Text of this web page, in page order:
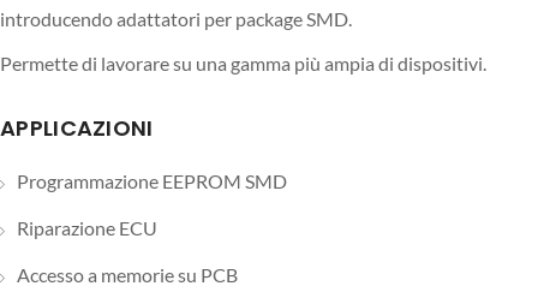
introducendo adattatori per package SMD.
Permette di lavorare su una gamma più ampia di dispositivi.
APPLICAZIONI
Programmazione EEPROM SMD
Riparazione ECU
Accesso a memorie su PCB